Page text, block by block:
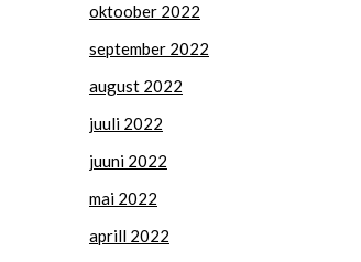
oktoober 2022
september 2022
august 2022
juuli 2022
juuni 2022
mai 2022
aprill 2022